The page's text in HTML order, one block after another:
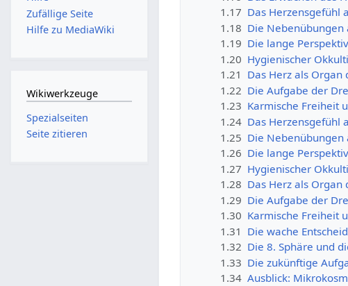
1.17 Das Herzensgefühl
1.18 Die Nebenübungen
1.19 Die lange
1.20 Hygienischer
1.21 Das Herz als Organ
1.22 Die Aufgabe der
1.23 Karmische Freiheit
1.24 Das Herzensgefühl
1.25 Die Nebenübungen
1.26 Die lange
1.27 Hygienischer
1.28 Das Herz als Organ
1.29 Die Aufgabe der
1.30 Karmische Freiheit
1.31 Die wache
1.32 Die 8. Sphäre und
1.33 Die zukünftige
1.34 Ausblick:
Zufällige Seite
Hilfe zu MediaWiki
Wikiwerkzeuge
Spezialseiten
Seite zitieren